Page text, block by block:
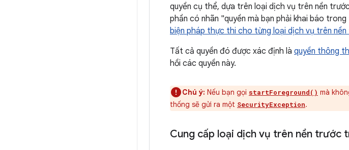
quyền cụ thể, dựa trên loại dịch vụ trên nền
phần có nhãn "quyền mà bạn phải khai báo
biện pháp thực thi cho từng loại dịch vụ trên
Tất cả quyền đó được xác định là quyền thông
hồi các quyền này.
Chú ý: Nếu bạn gọi startForeground() mà
thống sẽ gửi ra một SecurityException.
Cung cấp loại dịch vụ trên nền trước